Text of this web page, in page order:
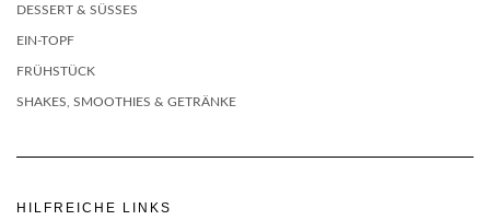
DESSERT & SÜSSES
EIN-TOPF
FRÜHSTÜCK
SHAKES, SMOOTHIES & GETRÄNKE
HILFREICHE LINKS